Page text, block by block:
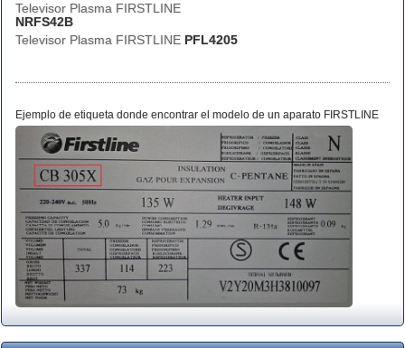
Televisor Plasma FIRSTLINE
NRFS42B
Televisor Plasma FIRSTLINE PFL4205
Ejemplo de etiqueta donde encontrar el modelo de un aparato FIRSTLINE